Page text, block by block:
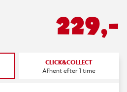
229,-
CLICK&COLLECT
Afhent efter 1 time